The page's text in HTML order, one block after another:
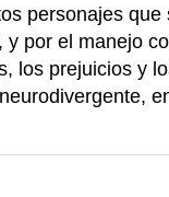
personajes
y por el manejo
los prejuicios y
neurodivergente,